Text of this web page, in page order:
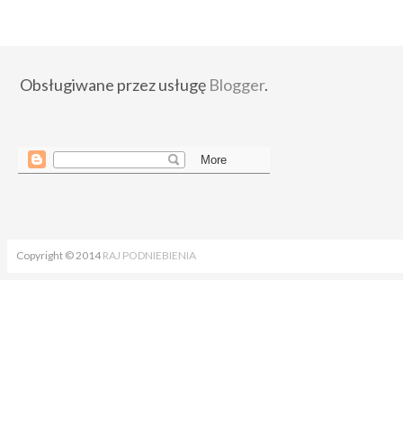
Obsługiwane przez usługę Blogger.
Copyright © 2014 RAJ PODNIEBIENIA